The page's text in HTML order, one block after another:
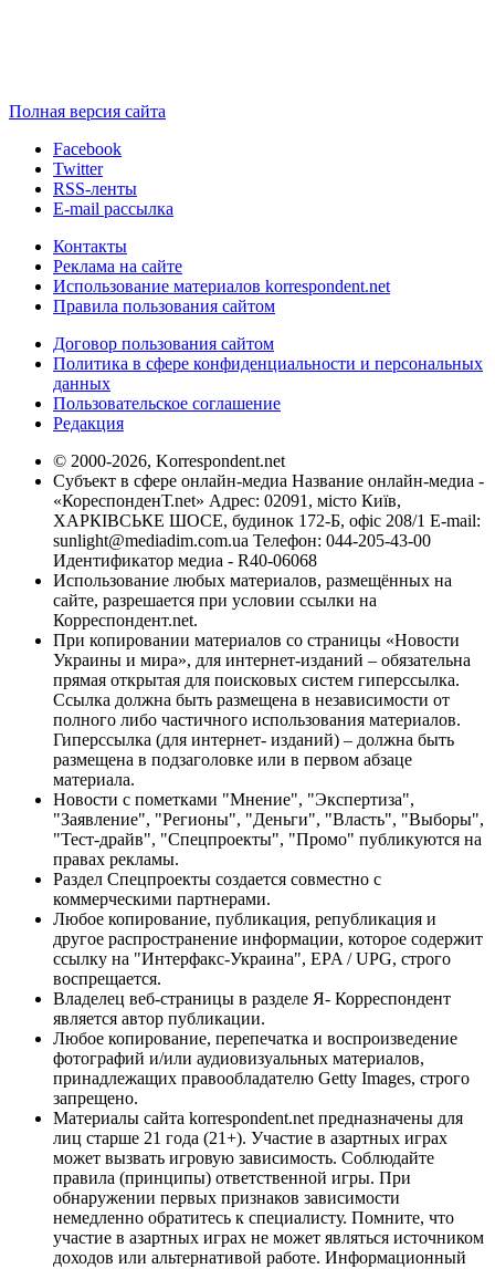
Полная версия сайта
Facebook
Twitter
RSS-ленты
E-mail рассылка
Контакты
Реклама на сайте
Использование материалов korrespondent.net
Правила пользования сайтом
Договор пользования сайтом
Политика в сфере конфиденциальности и персональных
данных
Пользовательское соглашение
Редакция
© 2000-2026, Korrespondent.net
Субъект в сфере онлайн-медиа Название онлайн-медиа -
«КореспонденТ.net» Адрес: 02091, місто Київ,
ХАРКІВСЬКЕ ШОСЕ, будинок 172-Б, офіс 208/1 E-mail:
sunlight@mediadim.com.ua Телефон: 044-205-43-00
Идентификатор медиа - R40-06068
Использование любых материалов, размещённых на
сайте, разрешается при условии ссылки на
Корреспондент.net.
При копировании материалов со страницы «Новости
Украины и мира», для интернет-изданий – обязательна
прямая открытая для поисковых систем гиперссылка.
Ссылка должна быть размещена в независимости от
полного либо частичного использования материалов.
Гиперссылка (для интернет- изданий) – должна быть
размещена в подзаголовке или в первом абзаце
материала.
Новости с пометками "Мнение", "Экспертиза",
"Заявление", "Регионы", "Деньги", "Власть", "Выборы",
"Тест-драйв", "Спецпроекты", "Промо" публикуются на
правах рекламы.
Раздел Спецпроекты создается совместно с
коммерческими партнерами.
Любое копирование, публикация, републикация и
другое распространение информации, которое содержит
ссылку на "Интерфакс-Украина", EPA / UPG, строго
воспрещается.
Владелец веб-страницы в разделе Я- Корреспондент
является автор публикации.
Любое копирование, перепечатка и воспроизведение
фотографий и/или аудиовизуальных материалов,
принадлежащих правообладателю Getty Images, строго
запрещено.
Материалы сайта korrespondent.net предназначены для
лиц старше 21 года (21+). Участие в азартных играх
может вызвать игровую зависимость. Соблюдайте
правила (принципы) ответственной игры. При
обнаружении первых признаков зависимости
немедленно обратитесь к специалисту. Помните, что
участие в азартных играх не может являться источником
доходов или альтернативой работе. Информационный